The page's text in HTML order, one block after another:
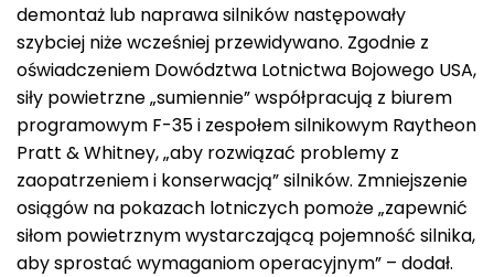
demontaż lub naprawa silników następowały
szybciej niże wcześniej przewidywano. Zgodnie z
oświadczeniem Dowództwa Lotnictwa Bojowego USA,
siły powietrzne „sumiennie” współpracują z biurem
programowym F-35 i zespołem silnikowym Raytheon
Pratt & Whitney, „aby rozwiązać problemy z
zaopatrzeniem i konserwacją” silników. Zmniejszenie
osiągów na pokazach lotniczych pomoże „zapewnić
siłom powietrznym wystarczającą pojemność silnika,
aby sprostać wymaganiom operacyjnym” – dodał.